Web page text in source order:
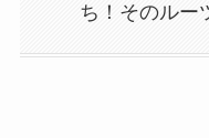
ち！そのルー